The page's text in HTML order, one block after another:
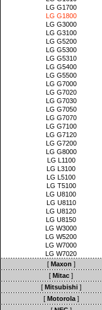
LG G1700
LG G1800
LG G3000
LG G3100
LG G5200
LG G5300
LG G5310
LG G5400
LG G5500
LG G7000
LG G7020
LG G7030
LG G7050
LG G7070
LG G7100
LG G7120
LG G7200
LG G8000
LG L1100
LG L3100
LG L5100
LG T5100
LG U8100
LG U8110
LG U8120
LG U8150
LG W3000
LG W5200
LG W7000
LG W7020
[ Maxon ]
[ Mitac ]
[ Mitsubishi]
[ Motorola]